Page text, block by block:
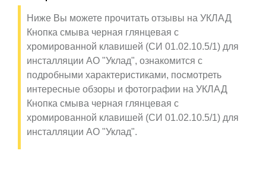
Ниже Вы можете прочитать отзывы на УКЛАД
Кнопка смыва черная глянцевая с
хромированной клавишей (СИ 01.02.10.5/1) для
инсталляции АО "Уклад", ознакомится с
подробными характеристиками, посмотреть
интересные обзоры и фотографии на УКЛАД
Кнопка смыва черная глянцевая с
хромированной клавишей (СИ 01.02.10.5/1) для
инсталляции АО "Уклад".